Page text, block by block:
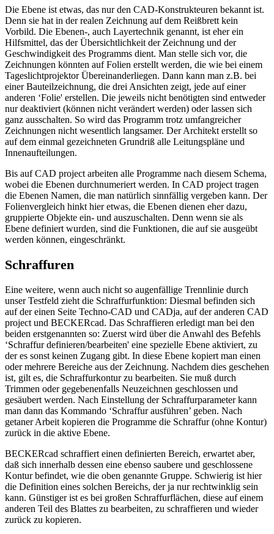
Die Ebene ist etwas, das nur den CAD-Konstrukteuren bekannt ist.
Denn sie hat in der realen Zeichnung auf dem Reißbrett kein
Vorbild. Die Ebenen-, auch Layertechnik genannt, ist eher ein
Hilfsmittel, das der Übersichtlichkeit der Zeichnung und der
Geschwindigkeit des Programms dient. Man stelle sich vor, die
Zeichnungen könnten auf Folien erstellt werden, die wie bei einem
Tageslichtprojektor Übereinanderliegen. Dann kann man z.B. bei
einer Bauteilzeichnung, die drei Ansichten zeigt, jede auf einer
anderen ‘Folie' erstellen. Die jeweils nicht benötigten sind entweder
nur deaktiviert (können nicht verändert werden) oder lassen sich
ganz ausschalten. So wird das Programm trotz umfangreicher
Zeichnungen nicht wesentlich langsamer. Der Architekt erstellt so
auf dem einmal gezeichneten Grundriß alle Leitungspläne und
Innenaufteilungen.
Bis auf CAD project arbeiten alle Programme nach diesem Schema,
wobei die Ebenen durchnumeriert werden. In CAD project tragen
die Ebenen Namen, die man natürlich sinnfällig vergeben kann. Der
Folienvergleich hinkt hier etwas, die Ebenen dienen eher dazu,
gruppierte Objekte ein- und auszuschalten. Denn wenn sie als
Ebene definiert wurden, sind die Funktionen, die auf sie ausgeübt
werden können, eingeschränkt.
Schraffuren
Eine weitere, wenn auch nicht so augenfällige Trennlinie durch
unser Testfeld zieht die Schraffurfunktion: Diesmal befinden sich
auf der einen Seite Techno-CAD und CADja, auf der anderen CAD
project und BECKERcad. Das Schraffieren erledigt man bei den
beiden erstgenannten so: Zuerst wird über die Anwahl des Befehls
‘Schraffur definieren/bearbeiten' eine spezielle Ebene aktiviert, zu
der es sonst keinen Zugang gibt. In diese Ebene kopiert man einen
oder mehrere Bereiche aus der Zeichnung. Nachdem dies geschehen
ist, gilt es, die Schraffurkontur zu bearbeiten. Sie muß durch
Trimmen oder gegebenenfalls Neuzeichnen geschlossen und
gesäubert werden. Nach Einstellung der Schraffurparameter kann
man dann das Kommando ‘Schraffur ausführen’ geben. Nach
getaner Arbeit kopieren die Programme die Schraffur (ohne Kontur)
zurück in die aktive Ebene.
BECKERcad schraffiert einen definierten Bereich, erwartet aber,
daß sich innerhalb dessen eine ebenso saubere und geschlossene
Kontur befindet, wie die oben genannte Gruppe. Schwierig ist hier
die Definition eines solchen Bereichs, der ja nur rechtwinklig sein
kann. Günstiger ist es bei großen Schraffurflächen, diese auf einem
anderen Teil des Blattes zu bearbeiten, zu schraffieren und wieder
zurück zu kopieren.